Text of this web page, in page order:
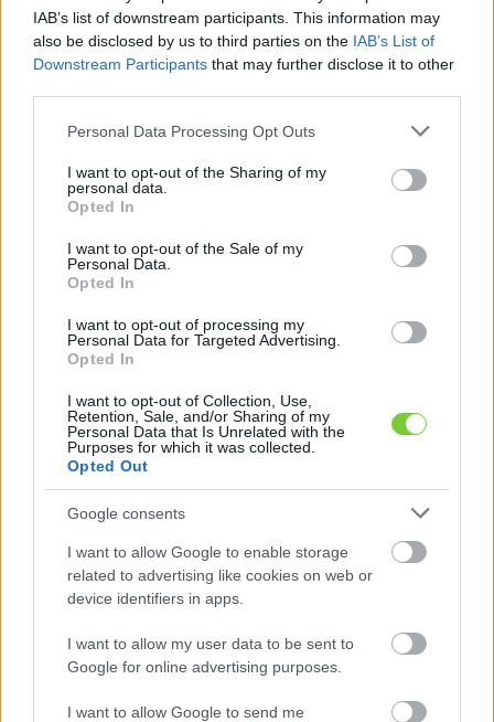
IAB’s list of downstream participants. This information may
also be disclosed by us to third parties on the IAB’s List of
Downstream Participants that may further disclose it to other
Please note that this website/app uses one or more Google
not limited to your visit or usage behaviour. You may click to
grant or deny consent to Google and its third-party tags to
use your data for below specified purposes in below Google
consent section.
Personal Data Processing Opt Outs
I want to opt-out of the Sharing of my
personal data.
Opted In
I want to opt-out of the Sale of my
Personal Data.
Opted In
I want to opt-out of processing my
Personal Data for Targeted Advertising.
Opted In
I want to opt-out of Collection, Use,
Retention, Sale, and/or Sharing of my
Personal Data that Is Unrelated with the
Purposes for which it was collected.
Opted Out
Google consents
I want to allow Google to enable storage
related to advertising like cookies on web or
device identifiers in apps.
I want to allow my user data to be sent to
Google for online advertising purposes.
I want to allow Google to send me
Felhasználónév
Jelszó
Elfelejtette jelszavát?
Bejelentkezés
faiskola.hu
Kertészeti, kerti termékek és szolgáltatások térképes
KERTÉSZ ÉS KERTÉSZET REGISZTRÁCIÓ
Mi hasonlít a(z) Csomós
harangvirág (
glomerata) növényhez?